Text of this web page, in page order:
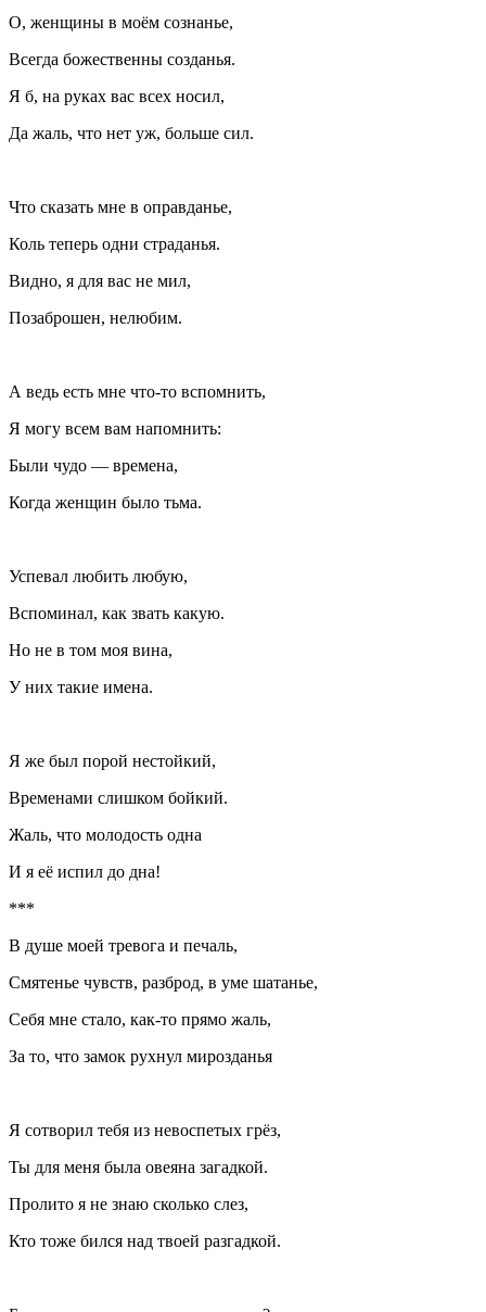
О, женщины в моём сознанье,
Всегда божественны созданья.
Я б, на руках вас всех носил,
Да жаль, что нет уж, больше сил.
Что сказать мне в оправданье,
Коль теперь одни страданья.
Видно, я для вас не мил,
Позаброшен, нелюбим.
А ведь есть мне что-то вспомнить,
Я могу всем вам напомнить:
Были чудо — времена,
Когда женщин было тьма.
Успевал любить любую,
Вспоминал, как звать какую.
Но не в том моя вина,
У них такие имена.
Я же был порой нестойкий,
Временами слишком бойкий.
Жаль, что молодость одна
И я её испил до дна!
***
В душе моей тревога и печаль,
Смятенье чувств, разброд, в уме шатанье,
Себя мне стало, как-то прямо жаль,
За то, что замок рухнул мирозданья
Я сотворил тебя из невоспетых грёз,
Ты для меня была овеяна загадкой.
Пролито я не знаю сколько слез,
Кто тоже бился над твоей разгадкой.